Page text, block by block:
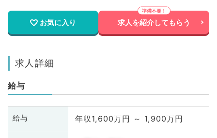
お気に入り 求人を紹介してもらう
求人詳細
給与
給与 年収1,600万円 ～ 1,900万円